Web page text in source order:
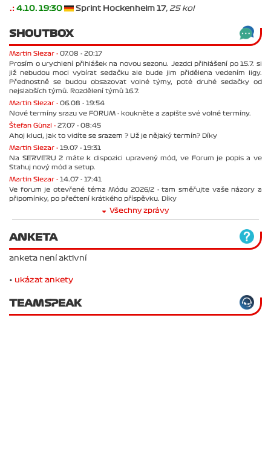
.: 4.10. 19:30 Sprint Hockenheim 17, 25 kol
SHOUTBOX
Martin Slezar - 07.08 - 20:17
Prosím o urychlení přihlášek na novou sezonu. Jezdci přihlášení po 15.7. si
již nebudou moci vybírat sedačku ale bude jim přidělena vedením ligy.
Přednostně se budou obsazovat volné týmy, poté druhé sedačky od
nejslabších týmů. Rozdělení týmů 16.7.
Martin Slezar - 06.08 - 19:54
Nové termíny srazu ve FORUM - koukněte a zapište své volné termíny.
Štefan Günzl - 27.07 - 08:45
Ahoj kluci, jak to vidíte se srazem ? Už je nějaký termín? Díky
Martin Slezar - 19.07 - 19:31
Na SERVERU 2 máte k dispozici upravený mód, ve Forum je popis a ve
Stahuj nový mód a setup.
Martin Slezar - 14.07 - 17:41
Ve forum je otevřené téma Módu 2026/2 - tam směřujte vaše názory a
připomínky, po přečtení krátkého příspěvku. Díky
Všechny zprávy
ANKETA
anketa není aktivní
• ukázat ankety
TEAMSPEAK